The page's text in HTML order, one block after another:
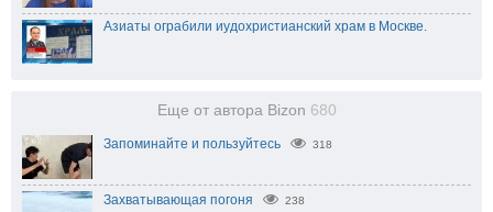
Азиаты ограбили иудохристианский храм в Москве.
Еще от автора Bizon 680
Запоминайте и пользуйтесь 318
Захватывающая погоня 238